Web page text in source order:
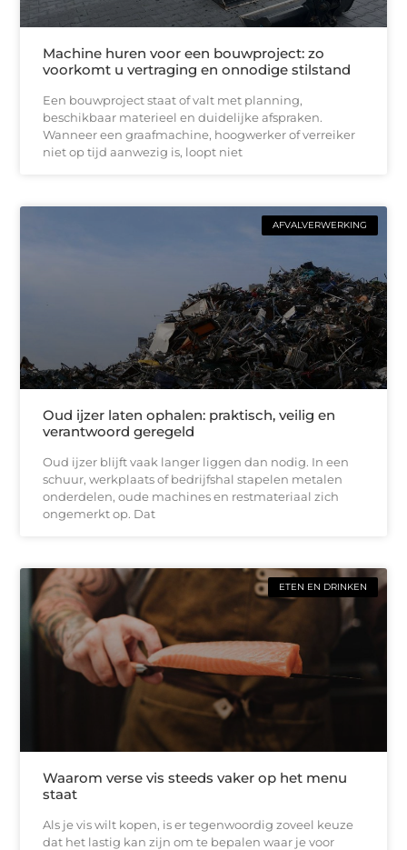
Machine huren voor een bouwproject: zo
voorkomt u vertraging en onnodige stilstand
Een bouwproject staat of valt met planning,
beschikbaar materieel en duidelijke afspraken.
Wanneer een graafmachine, hoogwerker of verreiker
niet op tijd aanwezig is, loopt niet
AFVALVERWERKING
Oud ijzer laten ophalen: praktisch, veilig en
verantwoord geregeld
Oud ijzer blijft vaak langer liggen dan nodig. In een
schuur, werkplaats of bedrijfshal stapelen metalen
onderdelen, oude machines en restmateriaal zich
ongemerkt op. Dat
ETEN EN DRINKEN
Waarom verse vis steeds vaker op het menu
staat
Als je vis wilt kopen, is er tegenwoordig zoveel keuze
dat het lastig kan zijn om te bepalen waar je voor